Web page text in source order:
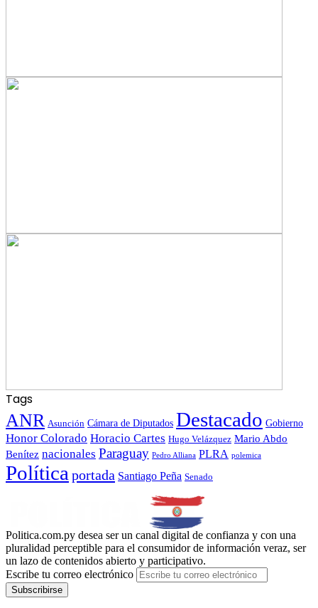
Tags
ANR Asunción Cámara de Diputados Destacado Gobierno
Honor Colorado Horacio Cartes Hugo Velázquez Mario Abdo
Benítez nacionales Paraguay Pedro Alliana PLRA polemica
Política portada Santiago Peña Senado
Politica.com.py desea ser un canal digital de confianza y con una
pluralidad perceptible para el consumidor de información veraz, ser
un lazo de contenidos abierto y participativo.
Escribe tu correo electrónico